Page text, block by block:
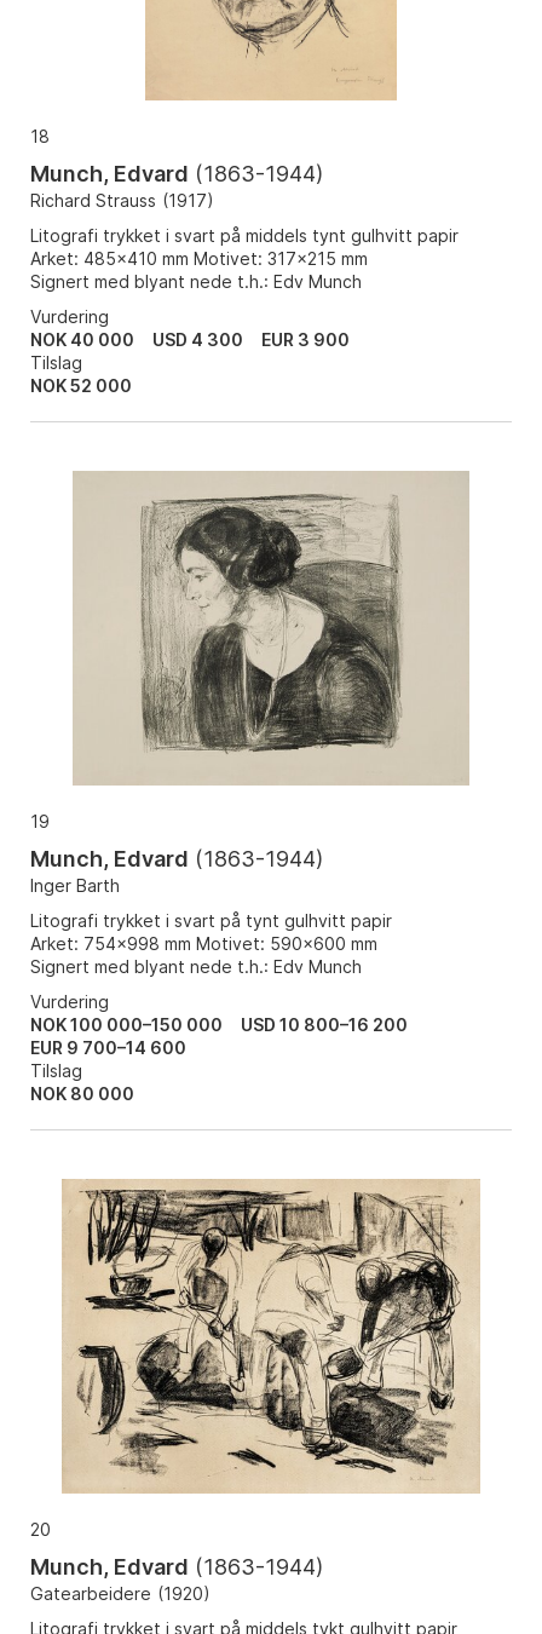
18
Munch, Edvard (1863-1944)
Richard Strauss (1917)
Litografi trykket i svart på middels tynt gulhvitt papir
Arket: 485x410 mm Motivet: 317x215 mm
Signert med blyant nede t.h.: Edv Munch
Vurdering
NOK 40 000
USD 4 300
EUR 3 900
Tilslag
NOK52 000
19
Munch, Edvard (1863-1944)
Inger Barth
Litografi trykket i svart på tynt gulhvitt papir
Arket: 754x998 mm Motivet: 590x600 mm
Signert med blyant nede t.h.: Edv Munch
Vurdering
NOK 100 000–150 000
USD 10 800–16 200
EUR 9 700–14 600
Tilslag
NOK 80 000
20
Munch, Edvard (1863-1944)
Gatearbeidere (1920)
Litografi trykket i svart på middels tykt gulhvitt papir